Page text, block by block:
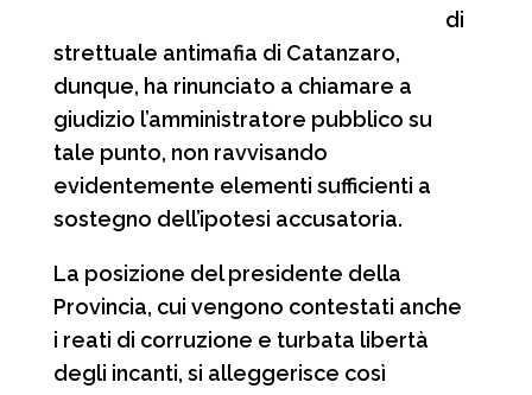
di
strettuale antimafia di Catanzaro,
dunque, ha rinunciato a chiamare a
giudizio l’amministratore pubblico su
tale punto, non ravvisando
evidentemente elementi sufficienti a
sostegno dell’ipotesi accusatoria.
La posizione del presidente della
Provincia, cui vengono contestati anche
i reati di corruzione e turbata libertà
degli incanti, si alleggerisce così